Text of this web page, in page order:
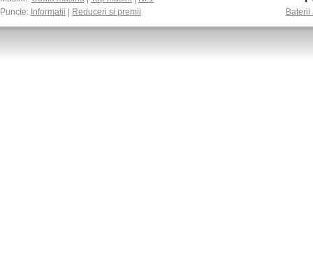
Puncte: Informatii Reduceri si premii